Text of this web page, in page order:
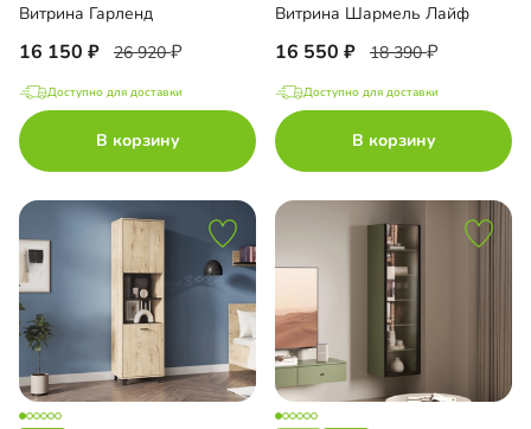
Витрина Гарленд
16 150 26 920
Доступно для доставки
В корзину
Витрина Шармель Лайф
16 550 18 390
Доступно для доставки
В корзину